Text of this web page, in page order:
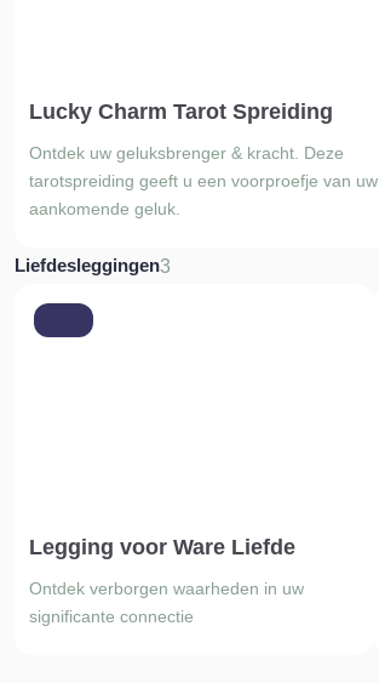
Lucky Charm Tarot Spreiding
Ontdek uw geluksbrenger & kracht. Deze
tarotspreiding geeft u een voorproefje van uw
aankomende geluk.
Liefdesleggingen3
Legging voor Ware Liefde
Ontdek verborgen waarheden in uw
significante connectie